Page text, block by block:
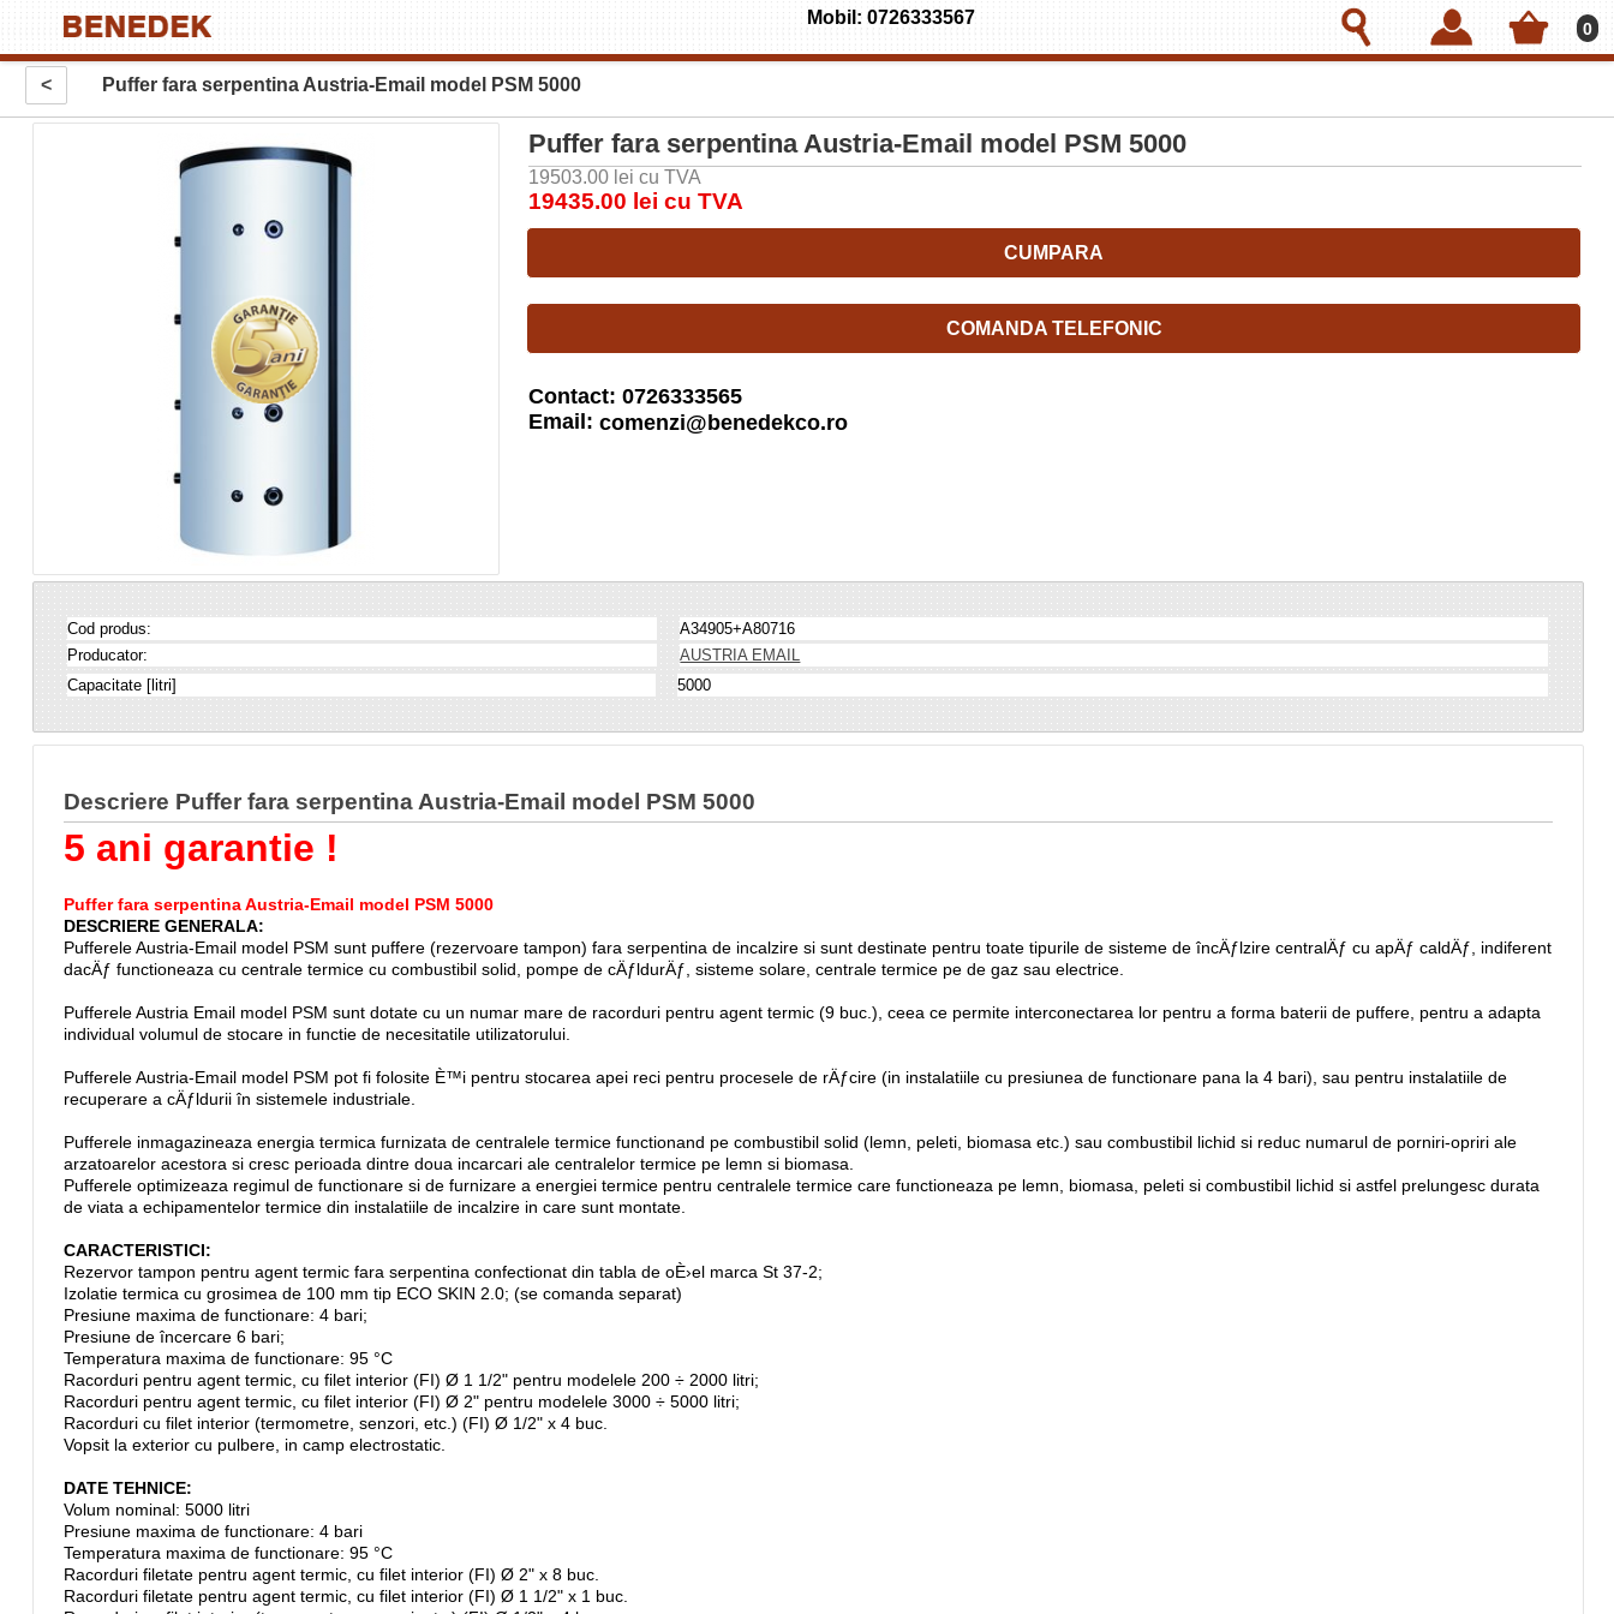
Mobil: 0726333567
0
< Puffer fara serpentina Austria-Email model PSM 5000
Puffer fara serpentina Austria-Email model PSM 5000
19503.00 lei cu TVA
19435.00 lei cu TVA
CUMPARA
COMANDA TELEFONIC
Contact: 0726333565
Email: comenzi@benedekco.ro
Cod produs:
A34905+A80716
Producator:
AUSTRIA EMAIL
Capacitate [litri]
5000
Descriere Puffer fara serpentina Austria-Email model PSM 5000
5 ani garantie !
Puffer fara serpentina Austria-Email model PSM 5000
DESCRIERE GENERALA:
Pufferele Austria-Email model PSM sunt puffere (rezervoare tampon) fara serpentina de incalzire si sunt destinate pentru toate tipurile de sisteme de încÄƒlzire centralÄƒ cu apÄƒ caldÄƒ, indiferent
dacÄƒ functioneaza cu centrale termice cu combustibil solid, pompe de cÄƒldurÄƒ, sisteme solare, centrale termice pe de gaz sau electrice.
Pufferele Austria Email model PSM sunt dotate cu un numar mare de racorduri pentru agent termic (9 buc.), ceea ce permite interconectarea lor pentru a forma baterii de puffere, pentru a adapta
individual volumul de stocare in functie de necesitatile utilizatorului.
Pufferele Austria-Email model PSM pot fi folosite È™i pentru stocarea apei reci pentru procesele de rÄƒcire (in instalatiile cu presiunea de functionare pana la 4 bari), sau pentru instalatiile de
recuperare a cÄƒldurii în sistemele industriale.
Pufferele inmagazineaza energia termica furnizata de centralele termice functionand pe combustibil solid (lemn, peleti, biomasa etc.) sau combustibil lichid si reduc numarul de porniri-opriri ale
arzatoarelor acestora si cresc perioada dintre doua incarcari ale centralelor termice pe lemn si biomasa.
Pufferele optimizeaza regimul de functionare si de furnizare a energiei termice pentru centralele termice care functioneaza pe lemn, biomasa, peleti si combustibil lichid si astfel prelungesc durata
de viata a echipamentelor termice din instalatiile de incalzire in care sunt montate.
CARACTERISTICI:
Rezervor tampon pentru agent termic fara serpentina confectionat din tabla de oÈ›el marca St 37-2;
Izolatie termica cu grosimea de 100 mm tip ECO SKIN 2.0; (se comanda separat)
Presiune maxima de functionare: 4 bari;
Presiune de încercare 6 bari;
Temperatura maxima de functionare: 95 °C
Racorduri pentru agent termic, cu filet interior (FI) Ø 1 1/2" pentru modelele 200 ÷ 2000 litri;
Racorduri pentru agent termic, cu filet interior (FI) Ø 2" pentru modelele 3000 ÷ 5000 litri;
Racorduri cu filet interior (termometre, senzori, etc.) (FI) Ø 1/2" x 4 buc.
Vopsit la exterior cu pulbere, in camp electrostatic.
DATE TEHNICE:
Volum nominal: 5000 litri
Presiune maxima de functionare: 4 bari
Temperatura maxima de functionare: 95 °C
Racorduri filetate pentru agent termic, cu filet interior (FI) Ø 2" x 8 buc.
Racorduri filetate pentru agent termic, cu filet interior (FI) Ø 1 1/2" x 1 buc.